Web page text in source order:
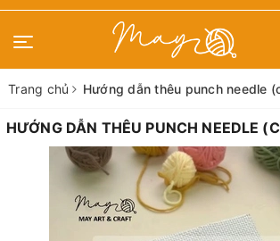
Trang chủ Hướng dẫn thêu punch needle
HƯỚNG DẪN THÊU PUNCH NEEDLE